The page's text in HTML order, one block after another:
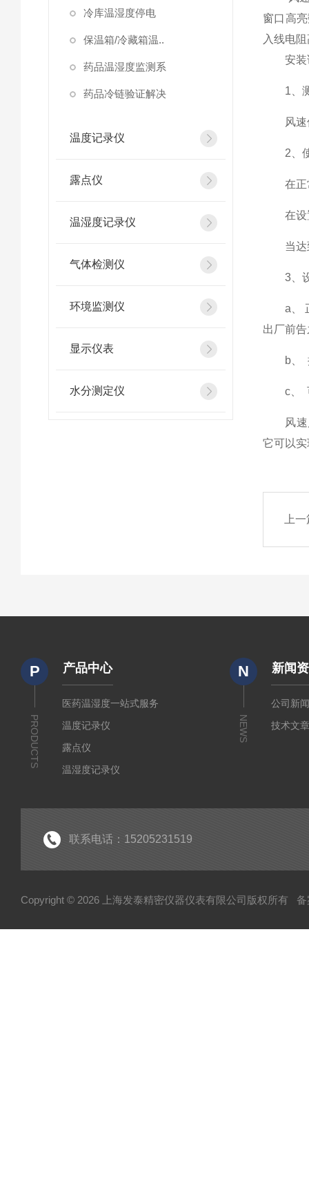
冷库温湿度停电
保温箱/冷藏箱温..
药品温湿度监测系
药品冷链验证解决
温度记录仪
露点仪
温湿度记录仪
气体检测仪
环境监测仪
显示仪表
水分测定仪
窗口高
入线电
安装
1、测
风速传
2、使
在正常
在设置
当达到
3、设
a、 正
出厂前
b、 按
c、 可
风速风
它可以
上
P
PRODUCTS
产品中心
医药温湿度一站式服务
温度记录仪
露点仪
温湿度记录仪
显示仪表
N
NEWS
新闻
公司新
技术文
联系电话：15205231519
Copyright © 2026 上海发泰精密仪器仪表有限公司版权所有 备